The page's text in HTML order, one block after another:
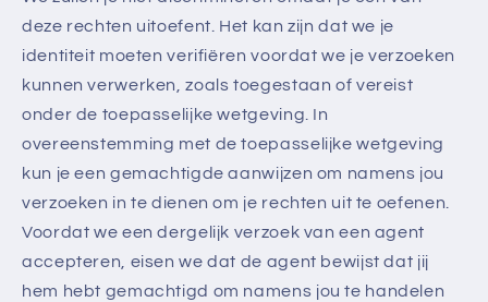
deze rechten uitoefent. Het kan zijn dat we je
identiteit moeten verifiëren voordat we je verzoeken
kunnen verwerken, zoals toegestaan of vereist
onder de toepasselijke wetgeving. In
overeenstemming met de toepasselijke wetgeving
kun je een gemachtigde aanwijzen om namens jou
verzoeken in te dienen om je rechten uit te oefenen.
Voordat we een dergelijk verzoek van een agent
accepteren, eisen we dat de agent bewijst dat jij
hem hebt gemachtigd om namens jou te handelen